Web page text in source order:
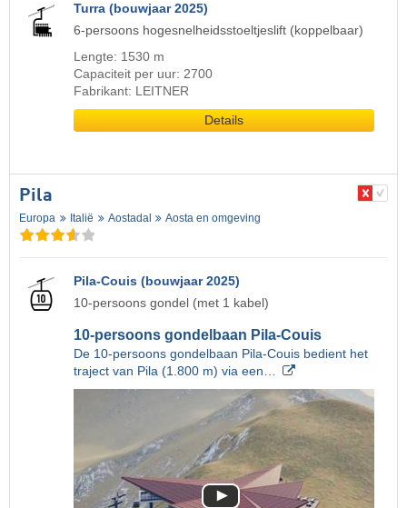
Turra (bouwjaar 2025)
6-persoons hogesnelheidsstoeltjeslift (koppelbaar)
Lengte: 1530 m
Capaciteit per uur: 2700
Fabrikant: LEITNER
Details
Pila
Europa Italië Aostadal Aosta en omgeving
Pila-Couis (bouwjaar 2025)
10-persoons gondel (met 1 kabel)
10-persoons gondelbaan Pila-Couis
De 10-persoons gondelbaan Pila-Couis bedient het
traject van Pila (1.800 m) via een…